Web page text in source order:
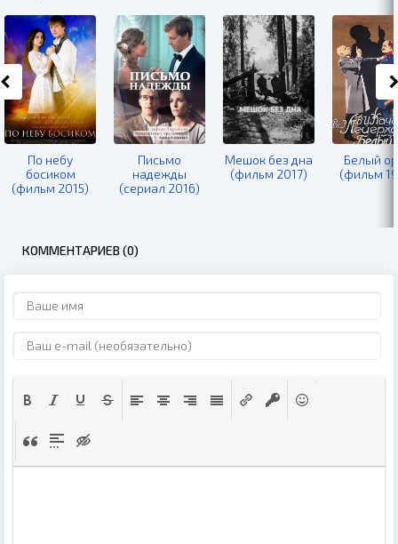
По небу
босиком
(фильм 2015)
Письмо
надежды
(сериал 2016)
Мешок без дна
(фильм 2017)
Белый
(фильм
КОММЕНТАРИЕВ (0)